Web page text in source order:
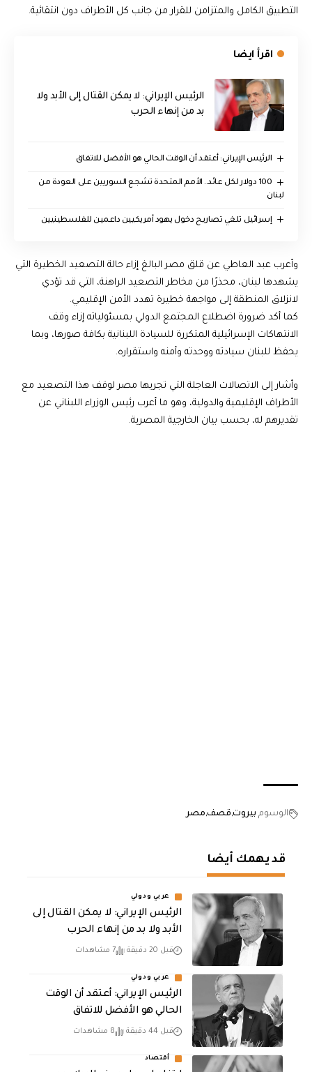
التطبيق الكامل والمتزامن للقرار من جانب كل الأطراف دون انتقائية.
اقرأ ايضا
الرئيس الإيراني: لا يمكن القتال إلى الأبد ولا
بد من إنهاء الحرب
الرئيس الإيراني: أعتقد أن الوقت الحالي هو الأفضل للاتفاق
100 دولار لكل عائد.. الأمم المتحدة تشجع السوريين على العودة من
لبنان
إسرائيل تلغي تصاريح دخول يهود أمريكيين داعمين للفلسطينيين
وأعرب عبد العاطي عن قلق مصر البالغ إزاء حالة التصعيد الخطيرة التي
يشهدها لبنان، محذرًا من مخاطر التصعيد الراهنة، التي قد تؤدي
لانزلاق المنطقة إلى مواجهة خطيرة تهدد الأمن الإقليمي.
كما أكد ضرورة اضطلاع المجتمع الدولي بمسئولياته إزاء وقف
الانتهاكات الإسرائيلية المتكررة للسيادة اللبنانية بكافة صورها، وبما
يحفظ للبنان سيادته ووحدته وأمنه واستقراره.
وأشار إلى الاتصالات العاجلة التي تجريها مصر لوقف هذا التصعيد مع
الأطراف الإقليمية والدولية، وهو ما أعرب رئيس الوزراء اللبناني عن
تقديرهم له، بحسب بيان الخارجية المصرية.
الوسوم بيروت قصف مصر
قد يهمك أيضا
عربي ودولي
الرئيس الإيراني: لا يمكن القتال إلى
الأبد ولا بد من إنهاء الحرب
قبل 20 دقيقة 7 مشاهدات
عربي ودولي
الرئيس الإيراني: أعتقد أن الوقت
الحالي هو الأفضل للاتفاق
قبل 44 دقيقة 8 مشاهدات
أقتصاد